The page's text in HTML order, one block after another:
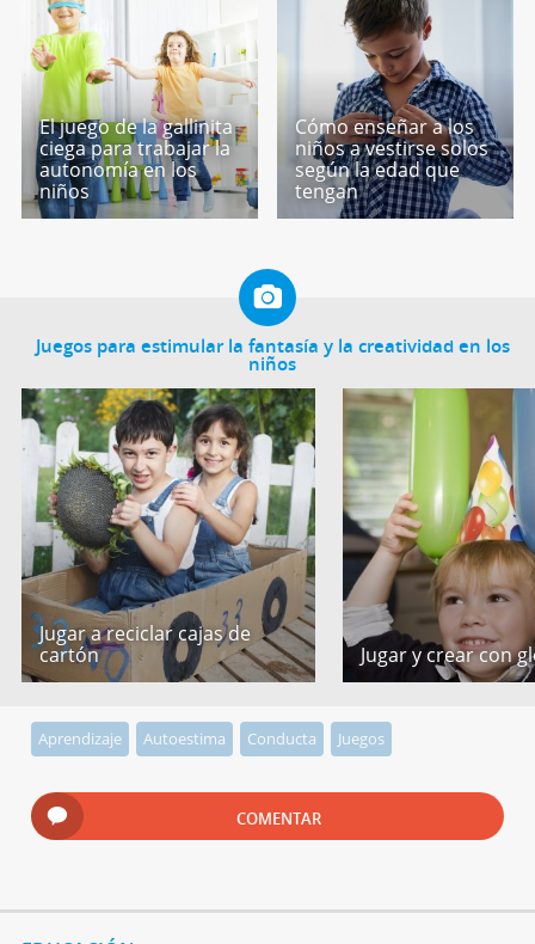
El juego de la gallinita
ciega para trabajar la
autonomía en los
niños
Cómo enseñar a los
niños a vestirse solos
según la edad que
tengan
Juegos para estimular la fantasía y la creatividad en los
niños
Jugar a reciclar cajas de
cartón
Jugar y crear con
Aprendizaje Autoestima Conducta Juegos
COMENTAR